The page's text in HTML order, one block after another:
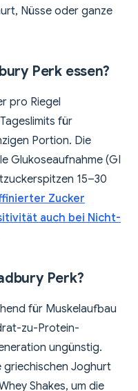
Nüsse oder ganze
Perk essen?
pro Riegel
für
Portion. Die
Glukoseaufnahme (GI
15–30
Zucker
auch bei Nicht-
Perk?
für Muskelaufbau
zu-Protein-
ungünstig.
griechischen Joghurt
Shakes, um die